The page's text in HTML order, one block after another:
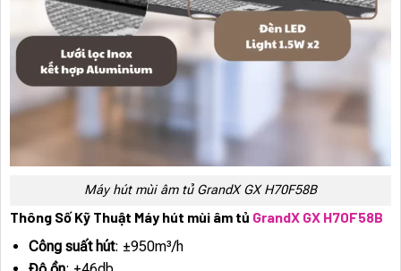
Máy hút mùi âm tủ GrandX GX H70F58B
Thông Số Kỹ Thuật Máy hút mùi âm tủ GrandX GX H70F58B
Công suất hút: ±950m³/h